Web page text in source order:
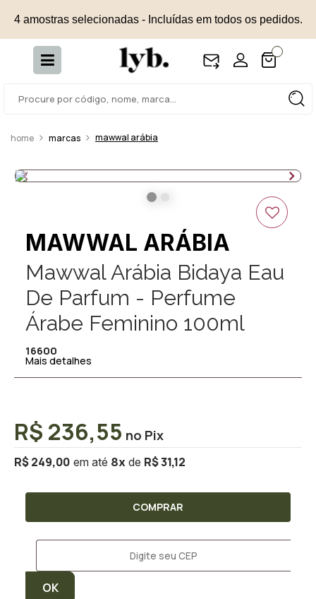
4 amostras selecionadas - Incluídas em todos os pedidos.
marcas mawwal arábia
MAWWAL ARÁBIA
Mawwal Arábia Bidaya Eau
De Parfum - Perfume
Árabe Feminino 100ml
16600
Mais detalhes
R$ 249,00 8x R$ 31,12
R$ 236,55
COMPRAR